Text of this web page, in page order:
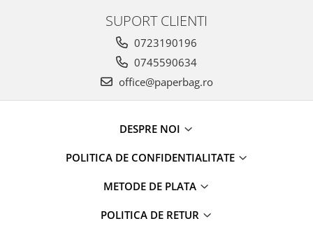
SUPORT CLIENTI
0723190196
0745590634
office@paperbag.ro
DESPRE NOI
POLITICA DE CONFIDENTIALITATE
METODE DE PLATA
POLITICA DE RETUR